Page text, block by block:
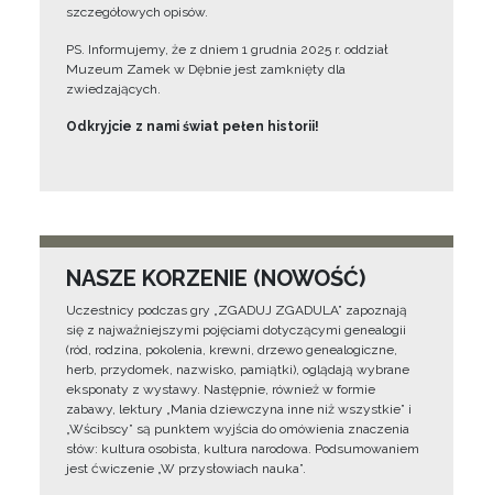
szczegółowych opisów.
PS. Informujemy, że z dniem 1 grudnia 2025 r. oddział
Muzeum Zamek w Dębnie jest zamknięty dla
zwiedzających.
Odkryjcie z nami świat pełen historii!
NASZE KORZENIE (NOWOŚĆ)
Uczestnicy podczas gry „ZGADUJ ZGADULA” zapoznają
się z najważniejszymi pojęciami dotyczącymi genealogii
(ród, rodzina, pokolenia, krewni, drzewo genealogiczne,
herb, przydomek, nazwisko, pamiątki), oglądają wybrane
eksponaty z wystawy. Następnie, również w formie
zabawy, lektury „Mania dziewczyna inne niż wszystkie” i
„Wścibscy” są punktem wyjścia do omówienia znaczenia
słów: kultura osobista, kultura narodowa. Podsumowaniem
jest ćwiczenie „W przysłowiach nauka”.